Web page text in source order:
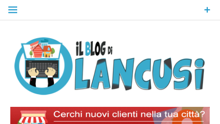
Skip
Il Blog Di